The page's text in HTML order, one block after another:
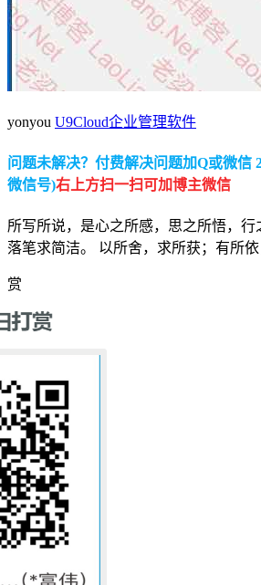
yonyou U9Cloud企业管理软件
问题未解决？付费解决问题加Q或微信
微信号)右上方扫一扫可加博主微信
所写所说，是心之所感，思之所悟，行
落笔求简洁。 以所舍，求所获；有所依
赏